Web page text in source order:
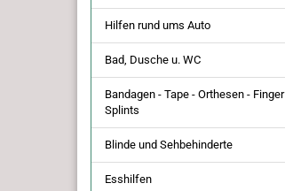
Hilfen rund ums Auto
Bad, Dusche u. WC
Bandagen - Tape - Orthesen - Finger
Splints
Blinde und Sehbehinderte
Esshilfen